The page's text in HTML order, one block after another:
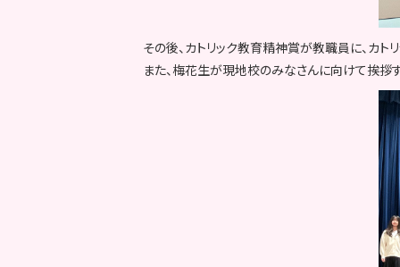
その後、カトリック教育精神賞が教職員に、カト
また、梅花生が現地校のみなさんに向けて挨拶